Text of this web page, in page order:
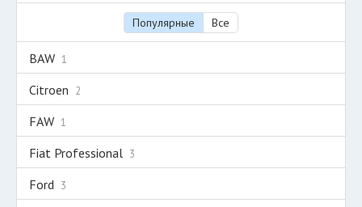
Популярные Все
BAW 1
Citroen 2
FAW 1
Fiat Professional 3
Ford 3